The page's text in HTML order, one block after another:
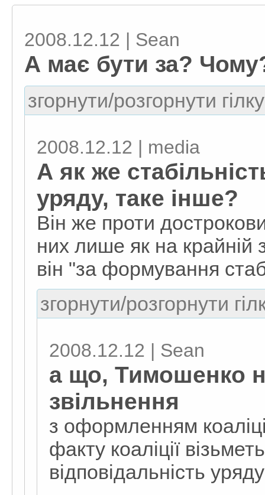
2008.12.12 | Sean
А має бути за?
згорнути/розгорнути
2008.12.12 | media
А як же
уряду, таке інше?
Він же проти
них лише як на крайній
він "за формування
згорнути/розгорнути
2008.12.12 | Sean
а що, Тимошенко
звільнення
з оформленням
факту коаліції
відповідальність